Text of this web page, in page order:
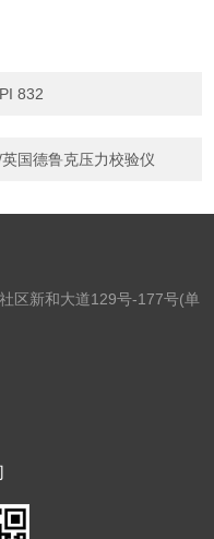
832
国德鲁克压力校验仪
区新和大道129号-177号(单